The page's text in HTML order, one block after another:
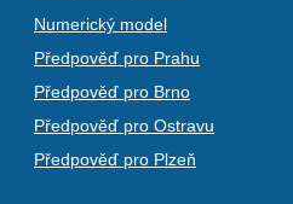
Numerický model
Předpověď pro Prahu
Předpověď pro Brno
Předpověď pro Ostravu
Předpověď pro Plzeň